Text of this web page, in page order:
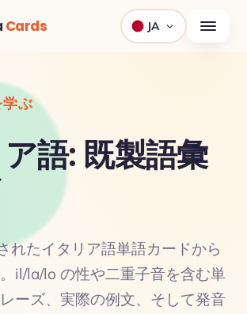
Cards JA
ぶ
語: 既製語彙
れたイタリア語単語カードから
il/la/lo の性や二重子音を含む単
ーズ、実際の例文、そして発音